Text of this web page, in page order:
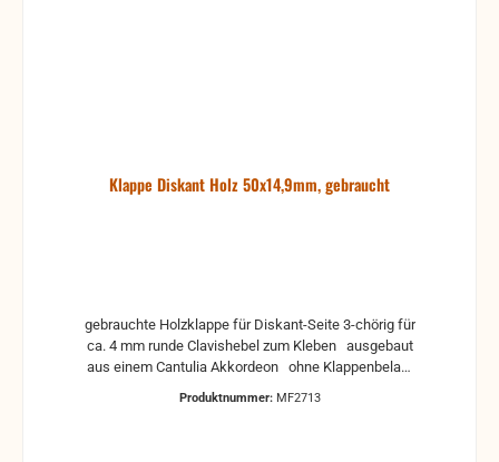
Klappe Diskant Holz 50x14,9mm, gebraucht
gebrauchte Holzklappe für Diskant-Seite 3-chörig für
ca. 4 mm runde Clavishebel zum Kleben ausgebaut
aus einem Cantulia Akkordeon ohne Klappenbelag,
Produktnummer: MF2713